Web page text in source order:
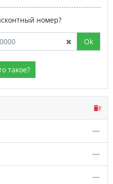
номер?
Ok
такое?